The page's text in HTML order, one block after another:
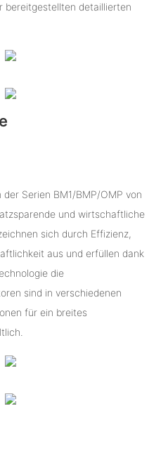
bereitgestellten detaillierten
Serien BM1/BMP/OMP von
und wirtschaftliche
sich durch Effizienz,
aus und erfüllen dank
die
sind in verschiedenen
für ein breites